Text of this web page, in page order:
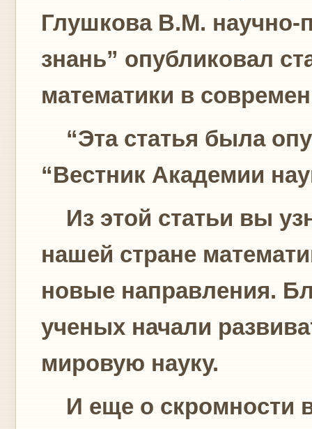
Глушкова В.М. научно-
знань” опубликовал
математики в
“Эта статья была
“Вестник Академии
Из этой статьи вы
нашей стране
новые направления.
ученых начали
мировую науку.
И еще о скромности